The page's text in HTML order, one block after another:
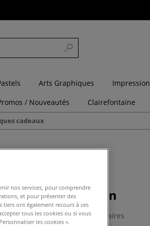
Arts Graphiques Impression
/ Nouveautés Clairefontaine
cadeaux
ovale Milan
0 Commentaires
nos services, pour comprendre
et pour présenter des
tiers ont également recours à ces
tous les cookies ou si vous
les cookies ».